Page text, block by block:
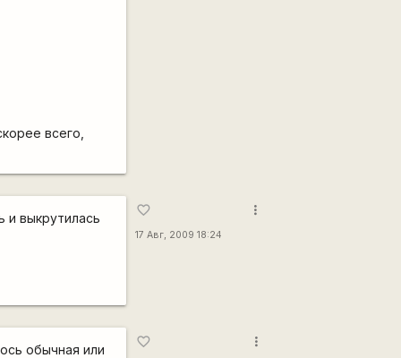
всего,
и выкрутилась
favorite_border
17 Авг, 2009 18:24
more_vert
обычная или
favorite_border more_vert